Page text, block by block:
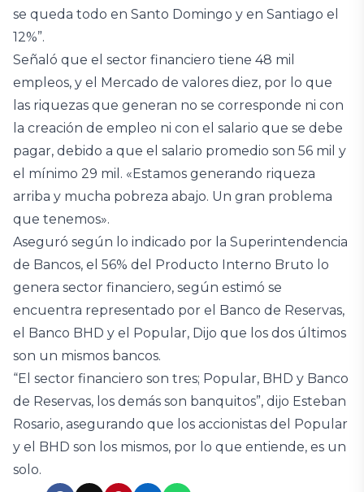
se queda todo en Santo Domingo y en Santiago el
12%”.
Señaló que el sector financiero tiene 48 mil
empleos, y el Mercado de valores diez, por lo que
las riquezas que generan no se corresponde ni con
la creación de empleo ni con el salario que se debe
pagar, debido a que el salario promedio son 56 mil y
el mínimo 29 mil. «Estamos generando riqueza
arriba y mucha pobreza abajo. Un gran problema
que tenemos».
Aseguró según lo indicado por la Superintendencia
de Bancos, el 56% del Producto Interno Bruto lo
genera sector financiero, según estimó se
encuentra representado por el Banco de Reservas,
el Banco BHD y el Popular, Dijo que los dos últimos
son un mismos bancos.
“El sector financiero son tres; Popular, BHD y Banco
de Reservas, los demás son banquitos”, dijo Esteban
Rosario, asegurando que los accionistas del Popular
y el BHD son los mismos, por lo que entiende, es un
solo.